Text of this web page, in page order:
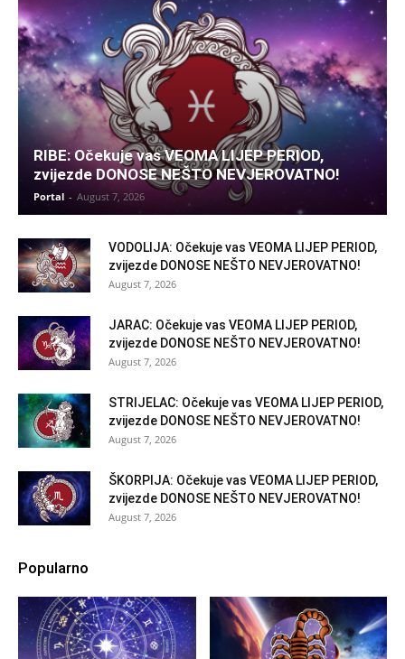
RIBE: Očekuje vas VEOMA LIJEP PERIOD,
zvijezde DONOSE NEŠTO NEVJEROVATNO!
Portal - August 7, 2026
VODOLIJA: Očekuje vas VEOMA LIJEP PERIOD,
zvijezde DONOSE NEŠTO NEVJEROVATNO!
August 7, 2026
JARAC: Očekuje vas VEOMA LIJEP PERIOD,
zvijezde DONOSE NEŠTO NEVJEROVATNO!
August 7, 2026
STRIJELAC: Očekuje vas VEOMA LIJEP PERIOD,
zvijezde DONOSE NEŠTO NEVJEROVATNO!
August 7, 2026
ŠKORPIJA: Očekuje vas VEOMA LIJEP PERIOD,
zvijezde DONOSE NEŠTO NEVJEROVATNO!
August 7, 2026
Popularno